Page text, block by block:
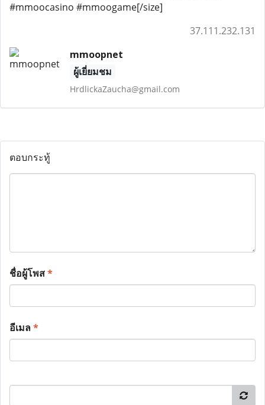
#mmoocasino #mmoogame[/size]
37.111.232.131
mmoopnet
ผู้เยี่ยมชม
HrdlickaZaucha@gmail.com
ตอบกระทู้
ชื่อผู้โพส*
อีเมล*